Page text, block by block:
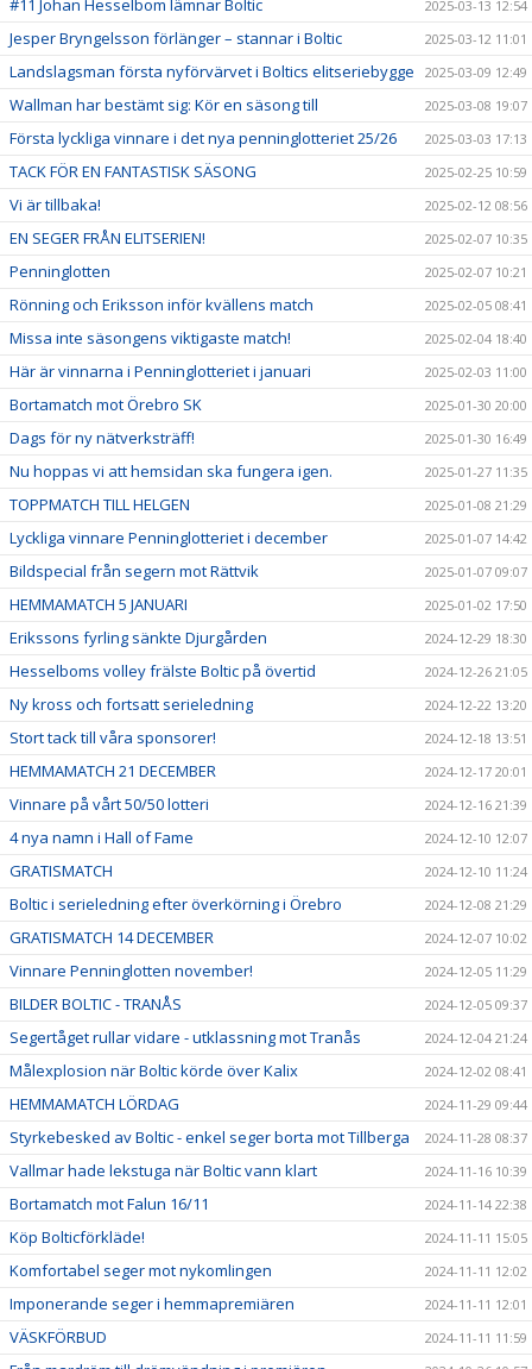
#11 Johan Hesselbom lämnar Boltic 2025-03-13 12:54
Jesper Bryngelsson förlänger – stannar i Boltic 2025-03-12 11:01
Landslagsman första nyförvärvet i Boltics elitseriebygge 2025-03-09 12:49
Wallman har bestämt sig: Kör en säsong till 2025-03-08 19:07
Första lyckliga vinnare i det nya penninglotteriet 25/26 2025-03-03 17:13
TACK FÖR EN FANTASTISK SÄSONG 2025-02-25 10:59
Vi är tillbaka! 2025-02-12 08:56
EN SEGER FRÅN ELITSERIEN! 2025-02-07 10:35
Penninglotten 2025-02-07 10:21
Rönning och Eriksson inför kvällens match 2025-02-05 08:41
Missa inte säsongens viktigaste match! 2025-02-04 18:40
Här är vinnarna i Penninglotteriet i januari 2025-02-03 11:00
Bortamatch mot Örebro SK 2025-01-30 20:00
Dags för ny nätverksträff! 2025-01-30 16:49
Nu hoppas vi att hemsidan ska fungera igen. 2025-01-27 11:35
TOPPMATCH TILL HELGEN 2025-01-08 21:29
Lyckliga vinnare Penninglotteriet i december 2025-01-07 14:42
Bildspecial från segern mot Rättvik 2025-01-07 09:07
HEMMAMATCH 5 JANUARI 2025-01-02 17:50
Erikssons fyrling sänkte Djurgården 2024-12-29 18:30
Hesselboms volley frälste Boltic på övertid 2024-12-26 21:05
Ny kross och fortsatt serieledning 2024-12-22 13:20
Stort tack till våra sponsorer! 2024-12-18 13:51
HEMMAMATCH 21 DECEMBER 2024-12-17 20:01
Vinnare på vårt 50/50 lotteri 2024-12-16 21:39
4 nya namn i Hall of Fame 2024-12-10 12:07
GRATISMATCH 2024-12-10 11:24
Boltic i serieledning efter överkörning i Örebro 2024-12-08 21:29
GRATISMATCH 14 DECEMBER 2024-12-07 10:02
Vinnare Penninglotten november! 2024-12-05 11:29
BILDER BOLTIC - TRANÅS 2024-12-05 09:37
Segertåget rullar vidare - utklassning mot Tranås 2024-12-04 21:24
Målexplosion när Boltic körde över Kalix 2024-12-02 08:41
HEMMAMATCH LÖRDAG 2024-11-29 09:44
Styrkebesked av Boltic - enkel seger borta mot Tillberga 2024-11-28 08:37
Vallmar hade lekstuga när Boltic vann klart 2024-11-16 10:39
Bortamatch mot Falun 16/11 2024-11-14 22:38
Köp Bolticförkläde! 2024-11-11 15:05
Komfortabel seger mot nykomlingen 2024-11-11 12:02
Imponerande seger i hemmapremiären 2024-11-11 12:01
VÄSKFÖRBUD 2024-11-11 11:59